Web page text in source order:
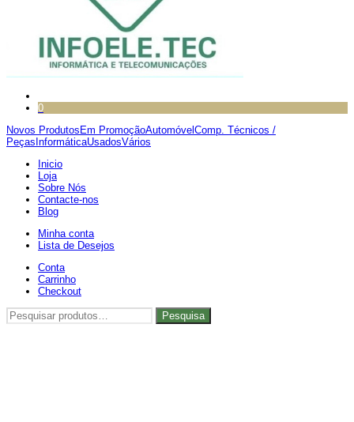
0
Novos Produtos Em PromoçãoAutomóvel Comp. Técnicos /
Peças InformáticaUsadosVários
Inicio
Loja
Sobre Nós
Contacte-nos
Blog
Minha conta
Lista de Desejos
Conta
Carrinho
Checkout
Pesquisar
por:
Pesquisa